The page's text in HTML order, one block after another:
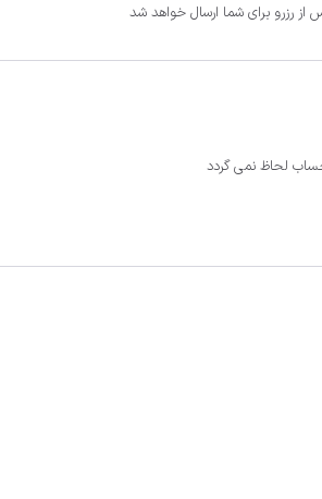
رزرو برای شما ارسال خواهد شد